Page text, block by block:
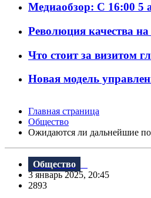
Медиаобзор: С 16:00 5
Революция качества
Что стоит за визитом
Новая модель
Главная страница
Общество
Ожидаются ли дальнейшие
Общество
3 январь 2025, 20:45
2893